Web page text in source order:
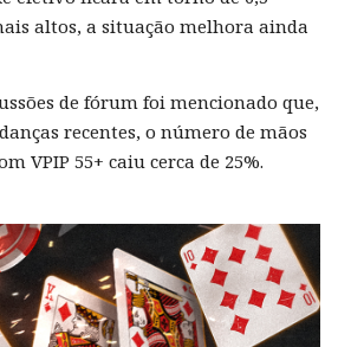
altos, a situação melhora ainda
de fórum foi mencionado que,
recentes, o número de mãos
VPIP 55+ caiu cerca de 25%.